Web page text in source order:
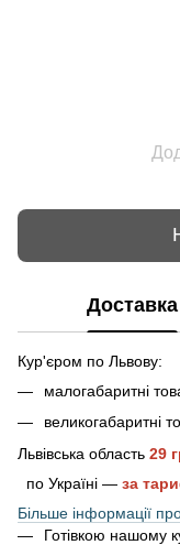
Доставка
Кур'єром по Львову:
малогабаритні
великогабаритні
Львівська область 29
по Україні — за
Більше інформації
Готівкою нашому